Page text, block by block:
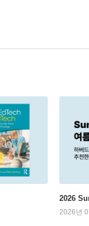
2026
2026년